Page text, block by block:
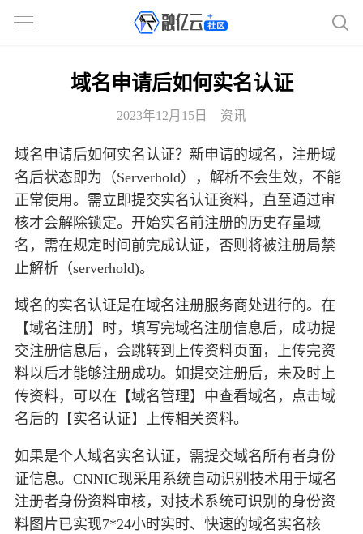
域名申请后如何实名认证
2023年12月15日 资讯
域名申请后如何实名认证？新申请的域名，注册域
名后状态即为（Serverhold），解析不会生效，不能
正常使用。需立即提交实名认证资料，直至通过审
核才会解除锁定。开始实名前注册的历史存量域
名，需在规定时间前完成认证，否则将被注册局禁
止解析（serverhold)。
域名的实名认证是在域名注册服务商处进行的。在
【域名注册】时，填写完域名注册信息后，成功提
交注册信息后，会跳转到上传资料页面，上传完资
料以后才能够注册成功。如提交注册后，未及时上
传资料，可以在【域名管理】中查看域名，点击域
名后的【实名认证】上传相关资料。
如果是个人域名实名认证，需提交域名所有者身份
证信息。CNNIC现采用系统自动识别技术用于域名
注册者身份资料审核，对技术系统可识别的身份资
料图片已实现7*24小时实时、快速的域名实名核